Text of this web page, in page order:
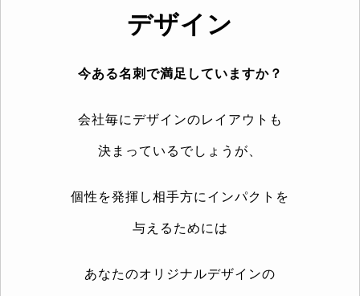
デザイン
今ある名刺で満足していますか？
会社毎にデザインのレイアウトも
決まっているでしょうが、
個性を発揮し相手方にインパクトを
与えるためには
あなたのオリジナルデザインの